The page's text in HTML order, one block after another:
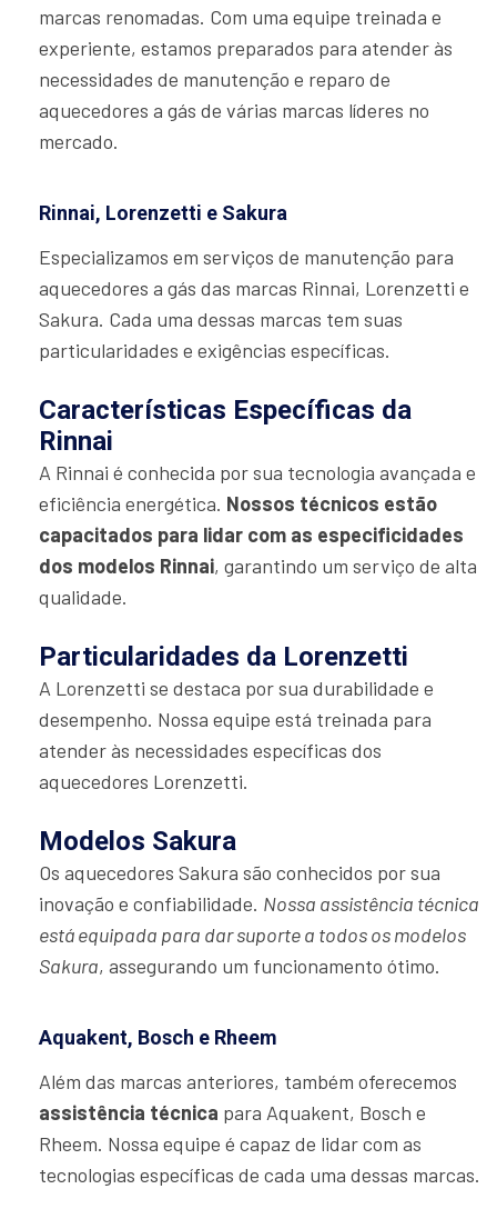
marcas renomadas. Com uma equipe treinada e
experiente, estamos preparados para atender às
necessidades de manutenção e reparo de
aquecedores a gás de várias marcas líderes no
mercado.
Rinnai, Lorenzetti e Sakura
Especializamos em serviços de manutenção para
aquecedores a gás das marcas Rinnai, Lorenzetti e
Sakura. Cada uma dessas marcas tem suas
particularidades e exigências específicas.
Características Específicas da
Rinnai
A Rinnai é conhecida por sua tecnologia avançada e
eficiência energética. Nossos técnicos estão
capacitados para lidar com as especificidades
dos modelos Rinnai, garantindo um serviço de alta
qualidade.
Particularidades da Lorenzetti
A Lorenzetti se destaca por sua durabilidade e
desempenho. Nossa equipe está treinada para
atender às necessidades específicas dos
aquecedores Lorenzetti.
Modelos Sakura
Os aquecedores Sakura são conhecidos por sua
inovação e confiabilidade. Nossa assistência técnica
está equipada para dar suporte a todos os modelos
Sakura, assegurando um funcionamento ótimo.
Aquakent, Bosch e Rheem
Além das marcas anteriores, também oferecemos
assistência técnica para Aquakent, Bosch e
Rheem. Nossa equipe é capaz de lidar com as
tecnologias específicas de cada uma dessas marcas.